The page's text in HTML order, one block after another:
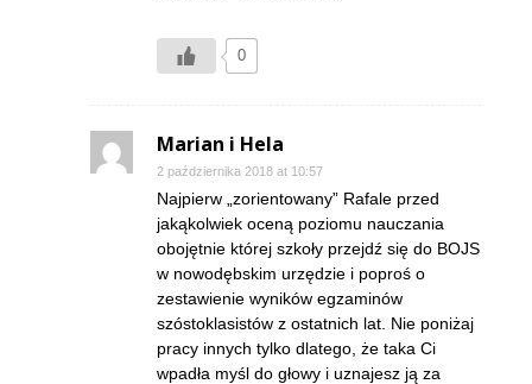
0
Marian i Hela
2 października 2018 at 10:57
Najpierw „zorientowany” Rafale przed
jakąkolwiek oceną poziomu nauczania
obojętnie której szkoły przejdź się do BOJS
w nowodębskim urzędzie i poproś o
zestawienie wyników egzaminów
szóstoklasistów z ostatnich lat. Nie poniżaj
pracy innych tylko dlatego, że taka Ci
wpadła myśl do głowy i uznajesz ją za